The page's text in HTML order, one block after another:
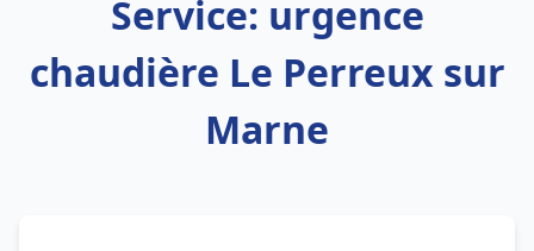
Service: urgence
chaudière Le Perreux sur
Marne